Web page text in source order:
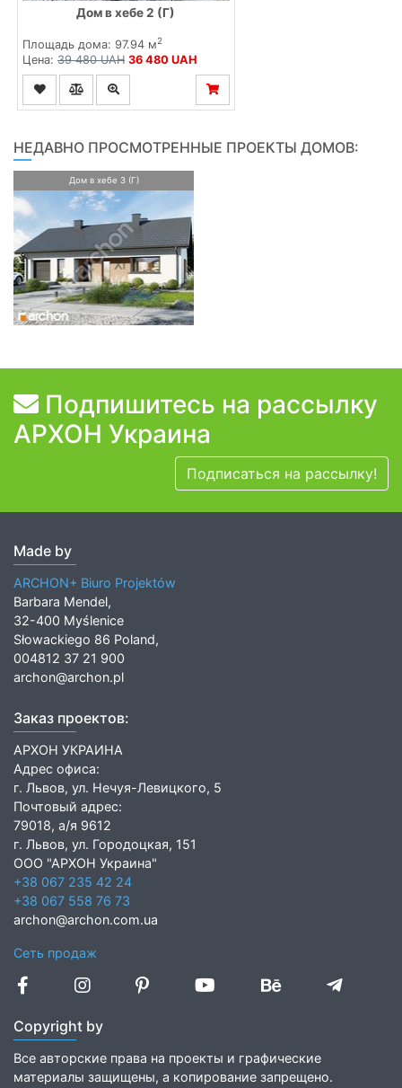
Дом в хебе 2 (Г)
Площадь дома: 97.94 м2
Цена: 39 480 UAH 36 480 UAH
НЕДАВНО ПРОСМОТРЕННЫЕ ПРОЕКТЫ ДОМОВ:
Дом в хебе 3 (Г)
Подпишитесь на рассылку
АРХОН Украина
Подписаться на рассылку!
Made by
ARCHON+ Biuro Projektów
Barbara Mendel,
32-400 Myślenice
Słowackiego 86 Poland,
004812 37 21 900
archon@archon.pl
Заказ проектов:
АРХОН УКРАИНА
Адрес офиса:
г. Львов, ул. Нечуя-Левицкого, 5
Почтовый адрес:
79018, а/я 9612
г. Львов, ул. Городоцкая, 151
ООО "АРХОН Украина"
+38 067 235 42 24
+38 067 558 76 73
archon@archon.com.ua
Сеть продаж
Copyright by
Все авторские права на проекты и графические
материалы защищены, а копирование запрещено.